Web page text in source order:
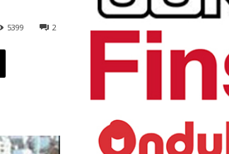
2
5399